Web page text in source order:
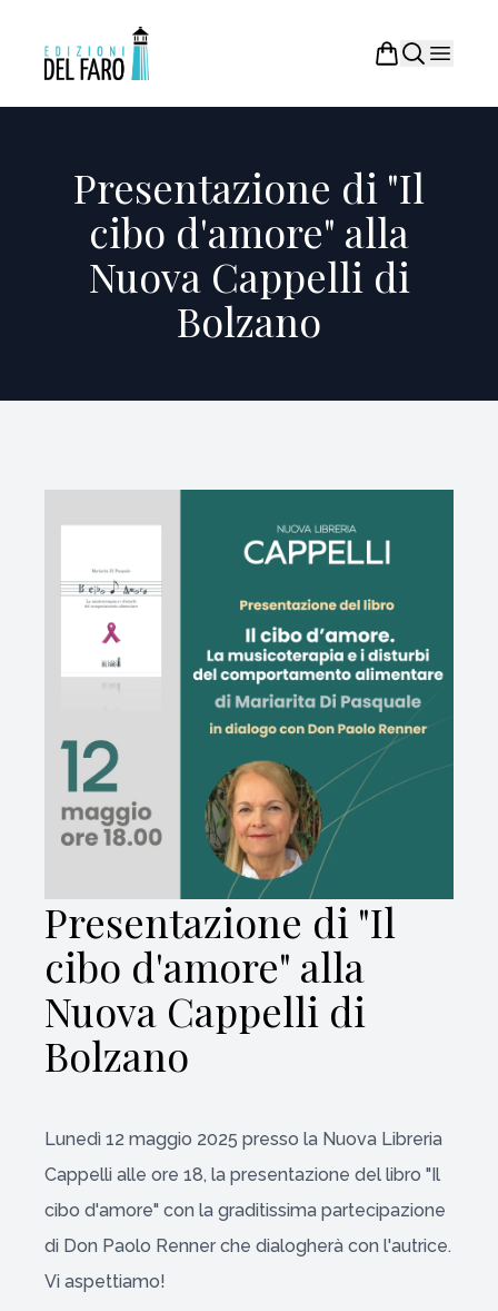
Presentazione di "Il
cibo d'amore" alla
Nuova Cappelli di
Bolzano
Presentazione di "Il
cibo d'amore" alla
Nuova Cappelli di
Bolzano
Lunedì 12 maggio 2025 presso la Nuova Libreria
Cappelli alle ore 18, la presentazione del libro "Il
cibo d'amore" con la graditissima partecipazione
di Don Paolo Renner che dialogherà con l'autrice.
Vi aspettiamo!